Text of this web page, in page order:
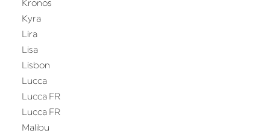
Kronos
Kyra
Lira
Lisa
Lisbon
Lucca
Lucca FR
Lucca FR
Malibu